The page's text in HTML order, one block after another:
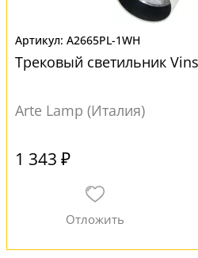
A2665PL-1WH
Трековый светильник
Arte Lamp (Италия)
1 343 ₽